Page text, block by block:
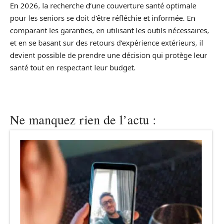
En 2026, la recherche d’une couverture santé optimale
pour les seniors se doit d’être réfléchie et informée. En
comparant les garanties, en utilisant les outils nécessaires,
et en se basant sur des retours d’expérience extérieurs, il
devient possible de prendre une décision qui protège leur
santé tout en respectant leur budget.
Ne manquez rien de l’actu :